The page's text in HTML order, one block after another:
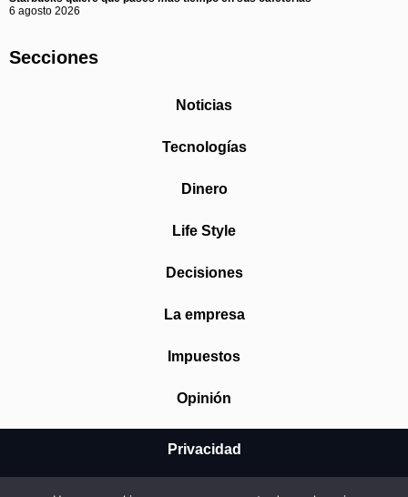
6 agosto 2026
Secciones
Noticias
Tecnologías
Dinero
Life Style
Decisiones
La empresa
Impuestos
Opinión
Privacidad